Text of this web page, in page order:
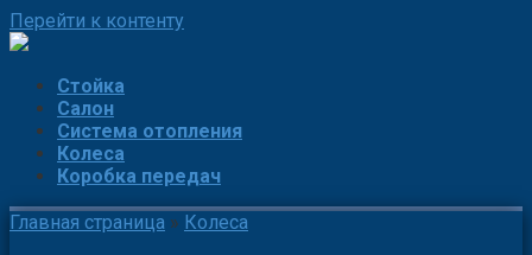
Перейти к контенту
Стойка
Салон
Система отопления
Колеса
Коробка передач
Главная страница » Колеса